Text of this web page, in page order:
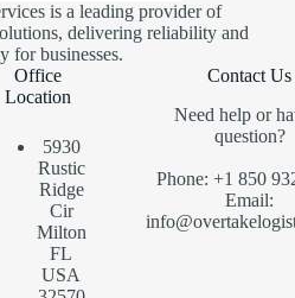
is a leading provider of
delivering reliability and
for businesses.
Office
Location
5930
Rustic
Ridge
Cir
Milton
FL
USA
Contact Us
Need help or
question?
Phone: +1 850
Email: